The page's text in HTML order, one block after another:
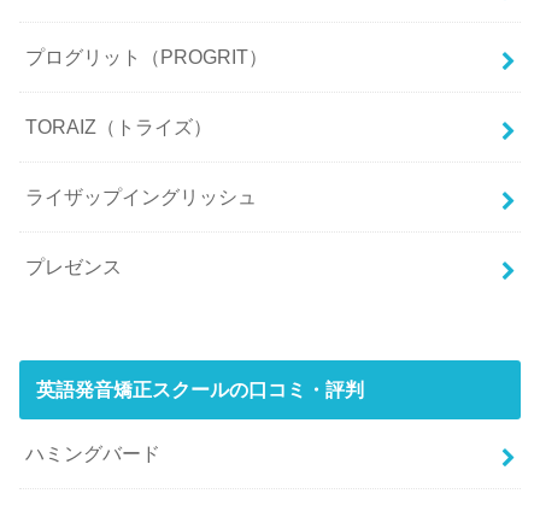
プログリット（PROGRIT）
TORAIZ（トライズ）
ライザップイングリッシュ
プレゼンス
英語発音矯正スクールの口コミ・評判
ハミングバード